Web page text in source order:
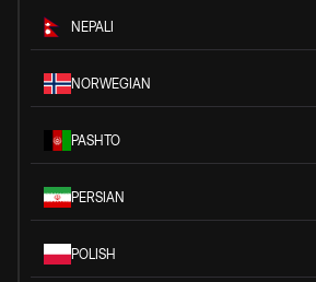
NEPALI
NORWEGIAN
PASHTO
PERSIAN
POLISH